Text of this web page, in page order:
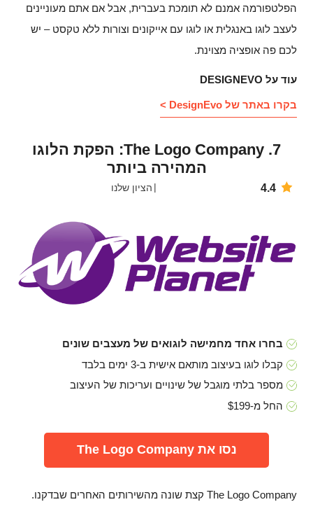
הפלטפורמה אמנם לא תומכת בעברית, אבל אם אתם מעוניינים
לעצב לוגו באנגלית או לוגו עם אייקונים וצורות ללא טקסט – יש
לכם פה אופציה מצוינת.
עוד על DESIGNEVO
בקרו באתר של DesignEvo >
7. The Logo Company: הפקת הלוגו
המהירה ביותר
4.4 הציון שלנו
בחרו אחד מחמישה לוגואים של מעצבים שונים
קבלו לוגו בעיצוב מותאם אישית ב-3 ימים בלבד
מספר בלתי מוגבל של שינויים ועריכות של העיצוב
החל מ-$199
נסו את The Logo Company
The Logo Company קצת שונה מהשירותים האחרים שבדקנו.